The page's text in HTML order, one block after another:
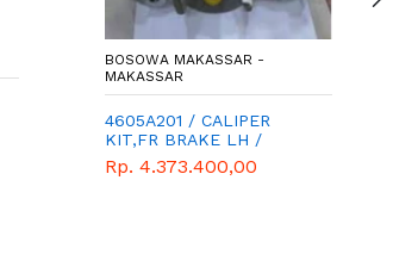
BOSOWA MAKASSAR -
MAKASSAR
4605A201 / CALIPER
KIT,FR BRAKE LH /
RUMAH KAMPAS REM
DEPAN KIRI
Rp. 4.373.400,00